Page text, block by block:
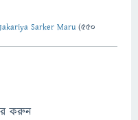
Jakariya Sarker Maru (550
করুন